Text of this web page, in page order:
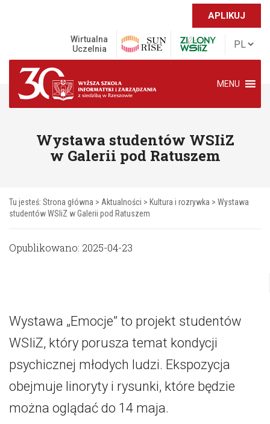
APLIKUJ
Wirtualna
Uczelnia
MENU
Wystawa studentów WSIiZ
w Galerii pod Ratuszem
Tu jesteś: Strona główna > Aktualności > Kultura i rozrywka > Wystawa
studentów WSIiZ w Galerii pod Ratuszem
Opublikowano: 2025-04-23
Wystawa „Emocje” to projekt studentów
WSIiZ, który porusza temat kondycji
psychicznej młodych ludzi. Ekspozycja
obejmuje linoryty i rysunki, które będzie
można oglądać do 14 maja.